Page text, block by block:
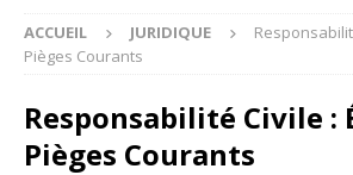
ACCUEIL JURIDIQUE
Pièges Courants
Responsabilité Civile :
Pièges Courants